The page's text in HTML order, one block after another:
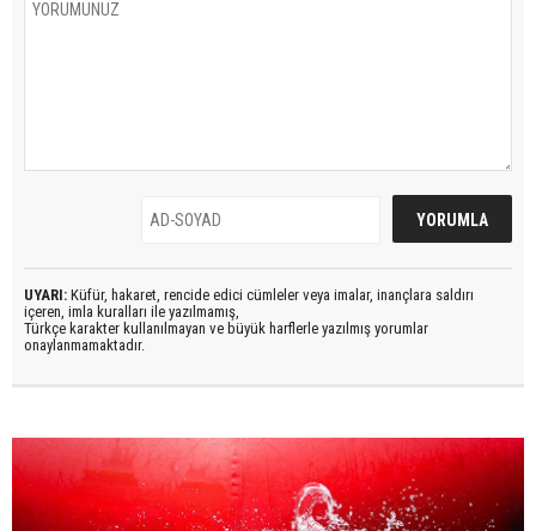
UYARI: Küfür, hakaret, rencide edici cümleler veya imalar, inançlara saldırı
içeren, imla kuralları ile yazılmamış,
Türkçe karakter kullanılmayan ve büyük harflerle yazılmış yorumlar
onaylanmamaktadır.